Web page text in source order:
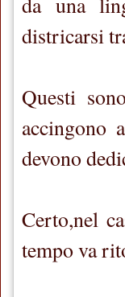
districarsi
Questi
accingono
devono
Certo,nel
tempo va